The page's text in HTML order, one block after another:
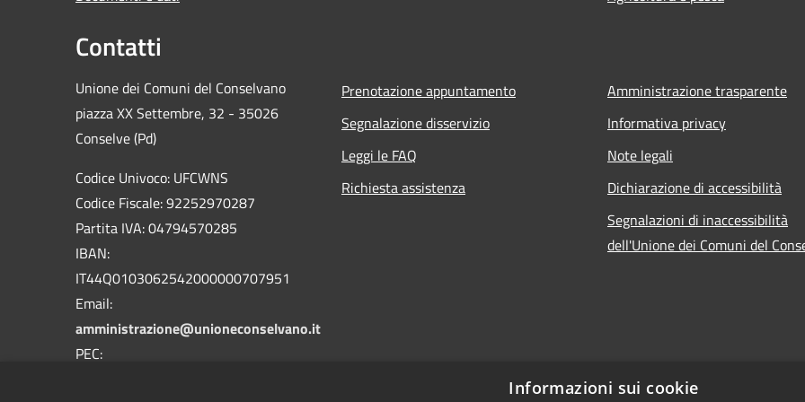
Contatti
Unione dei Comuni del Conselvano
piazza XX Settembre, 32 - 35026
Conselve (Pd)
Codice Univoco: UFCWNS
Codice Fiscale: 92252970287
Partita IVA: 04794570285
IBAN:
IT44Q0103062542000000707951
Email:
amministrazione@unioneconselvano.it
PEC:
Prenotazione appuntamento
Segnalazione disservizio
Leggi le FAQ
Richiesta assistenza
Amministrazione trasparente
Informativa privacy
Note legali
Dichiarazione di accessibilità
Segnalazioni di inaccessibilità
dell'Unione dei Comuni del
Informazioni sui cookie